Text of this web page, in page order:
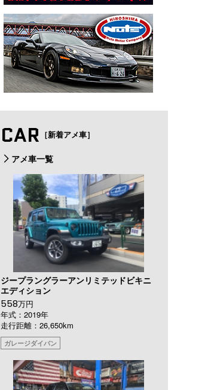
CAR ［新着アメ車］
アメ車一覧
ジープラングラーアンリミテッドビキニ
エディション
558万円
年式：2019年
走行距離：26,650km
ガレージダイバン